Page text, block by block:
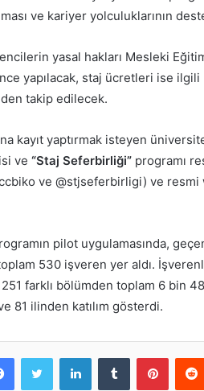
ve kariyer yolculuklarının
yasal hakları Mesleki
yapılacak, staj ücretleri ise
takip edilecek.
kayıt yaptırmak isteyen
ve “Staj Seferbirliği” programı
ve @stjseferbirligi) ve
pilot uygulamasında,
530 işveren yer aldı.
farklı bölümden toplam 6 bin
81 ilinden katılım gösterdi.
FacebookTwitter LinkedInTumblr